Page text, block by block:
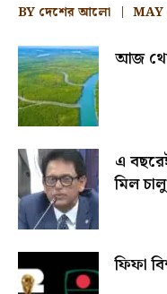
BY দেশের আলো MAY
আজ
এ
মিল চালু
ফিফা